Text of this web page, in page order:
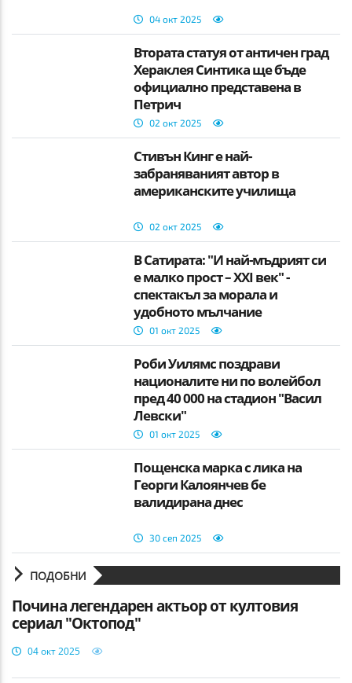
04 окт 2025
Втората статуя от античен град
Хераклея Синтика ще бъде
официално представена в
Петрич
02 окт 2025
Стивън Кинг е най-
забраняваният автор в
американските училища
02 окт 2025
В Сатирата: "И най-мъдрият си
е малко прост – XXI век" -
спектакъл за морала и
удобното мълчание
01 окт 2025
Роби Уилямс поздрави
националите ни по волейбол
пред 40 000 на стадион "Васил
Левски"
01 окт 2025
Пощенска марка с лика на
Георги Калоянчев бе
валидирана днес
30 сеп 2025
ПОДОБНИ
Почина легендарен актьор от култовия
сериал "Октопод"
04 окт 2025